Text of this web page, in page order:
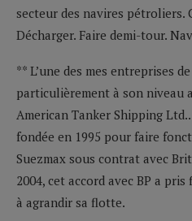
secteur des navires pétroliers.
Décharger. Faire demi-tour.
** L’une des mes entreprises
particulièrement à son niveau
American Tanker Shipping
fondée en 1995 pour faire
Suezmax sous contrat avec
2004, cet accord avec BP a
à agrandir sa flotte.